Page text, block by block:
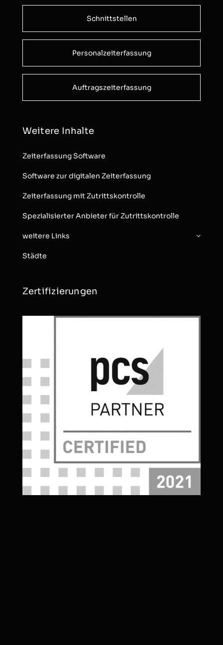
Schnittstellen
Personalzeiterfassung
Auftragszeiterfassung
Weitere Inhalte
Zeiterfassung Software
Software zur digitalen Zeiterfassung
Zeiterfassung mit Zutrittskontrolle
Spezialisierter Anbieter für Zutrittskontrolle
weitere Links
Städte
Zertifizierungen